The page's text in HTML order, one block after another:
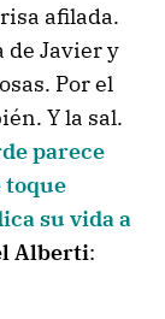
afilada.
de Javier y
Por el
Y la sal.
parece
toque
su vida a
Alberti: